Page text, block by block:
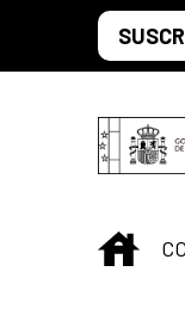
Saltar al